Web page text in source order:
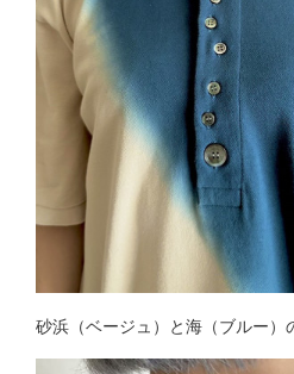
砂浜（ベージュ）と海（ブルー）